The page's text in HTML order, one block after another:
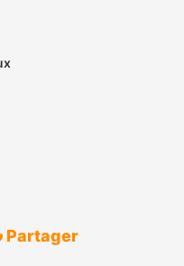
Partager